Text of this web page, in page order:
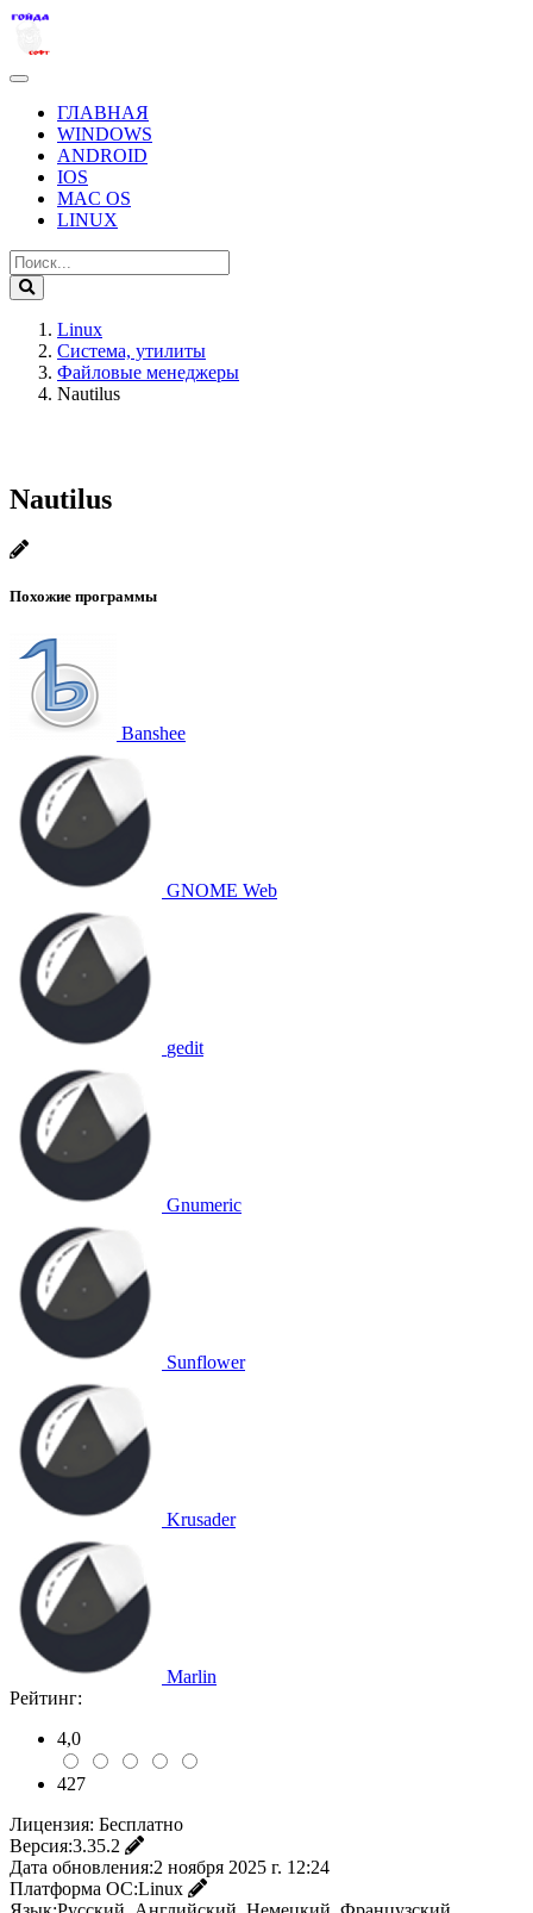
ГЛАВНАЯ
WINDOWS
ANDROID
IOS
MAC OS
LINUX
Linux
Система, утилиты
Файловые менеджеры
Nautilus
Nautilus
Похожие программы
Banshee
GNOME Web
gedit
Gnumeric
Sunflower
Krusader
Marlin
Рейтинг:
4,0
427
Лицензия: Бесплатно
Версия:3.35.2
Дата обновления:2 ноября 2025 г. 12:24
Платформа ОС:Linux